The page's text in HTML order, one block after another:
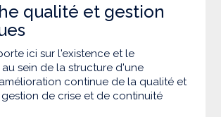
qualité et gestion
ici sur l'existence et le
sein de la structure d'une
continue de la qualité et
de crise et de continuité